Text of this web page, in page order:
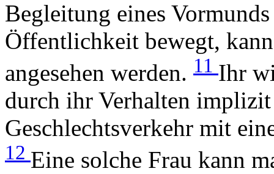
Begleitung eines
Öffentlichkeit bewegt,
angesehen werden. 11 Ihr
durch ihr Verhalten
Geschlechtsverkehr mit
12 Eine solche Frau kann